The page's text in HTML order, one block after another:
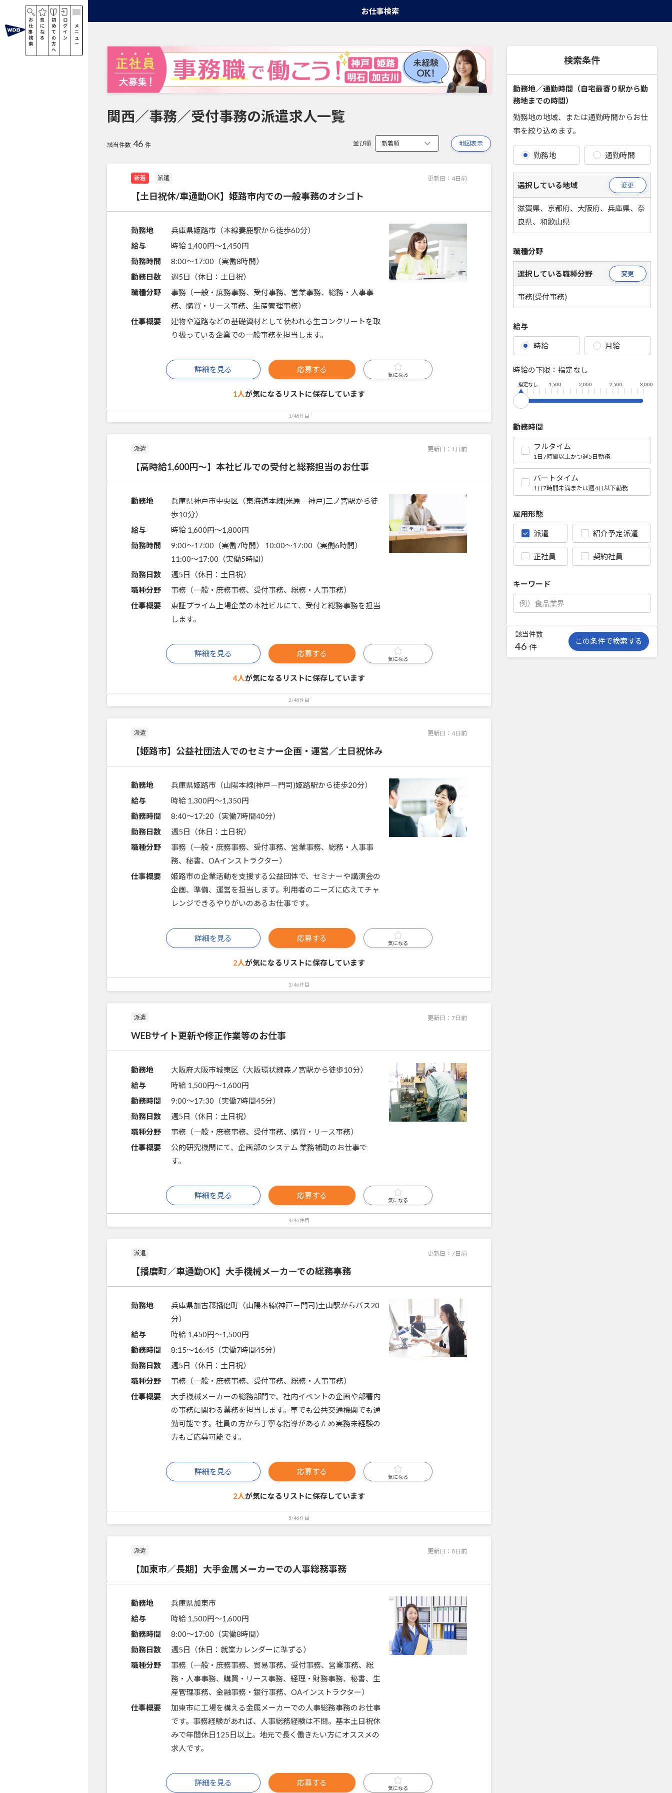
お
仕
事
検
索
気
に
な
る
初
め
て
の
方
へ
ロ
グ
イ
ン
メ
ニ
ュ
ー
お仕事検索
関西／事務／受付事務の派遣求人一覧
該当件数 46 件 並び順 地図表示
新着 派遣 更新日： 4日前
【土日祝休/車通勤OK】姫路市内での一般事務のオシゴト
勤務地
兵庫県姫路市（本線妻鹿駅から徒歩60分）
給与
時給 1,400円〜1,450円
勤務時間
8:00～17:00（実働8時間）
勤務日数
週5日（休日：土日祝）
職種分野
事務（一般・庶務事務、受付事務、営業事務、総務・人事事
務、購買・リース事務、生産管理事務）
仕事概要
建物や道路などの基礎資材として使われる生コンクリートを取
り扱っている企業での一般事務を担当します。
詳細を見る 応募する
気になる
1人が気になるリストに保存しています
1/46件目
派遣 更新日： 1日前
【高時給1,600円～】本社ビルでの受付と総務担当のお仕事
勤務地
兵庫県神戸市中央区（東海道本線(米原－神戸)三ノ宮駅から徒
歩10分）
給与
時給 1,600円〜1,800円
勤務時間
9:00～17:00（実働7時間） 10:00～17:00（実働6時間）
11:00～17:00（実働5時間）
勤務日数
週5日（休日：土日祝）
職種分野
事務（一般・庶務事務、受付事務、総務・人事事務）
仕事概要
東証プライム上場企業の本社ビルにて、受付と総務事務を担当
します。
詳細を見る 応募する
気になる
4人が気になるリストに保存しています
2/46件目
派遣 更新日： 4日前
【姫路市】公益社団法人でのセミナー企画・運営／土日祝休み
勤務地
兵庫県姫路市（山陽本線(神戸－門司)姫路駅から徒歩20分）
給与
時給 1,300円〜1,350円
勤務時間
8:40～17:20（実働7時間40分）
勤務日数
週5日（休日：土日祝）
職種分野
事務（一般・庶務事務、受付事務、営業事務、総務・人事事
務、秘書、OAインストラクター）
仕事概要
姫路市の企業活動を支援する公益団体で、セミナーや講演会の
企画、準備、運営を担当します。利用者のニーズに応えてチャ
レンジできるやりがいのあるお仕事です。
詳細を見る 応募する
気になる
2人が気になるリストに保存しています
3/46件目
派遣 更新日： 7日前
WEBサイト更新や修正作業等のお仕事
勤務地
大阪府大阪市城東区（大阪環状線森ノ宮駅から徒歩10分）
給与
時給 1,500円〜1,600円
勤務時間
9:00～17:30（実働7時間45分）
勤務日数
週5日（休日：土日祝）
職種分野
事務（一般・庶務事務、受付事務、購買・リース事務）
仕事概要
公的研究機関にて、企画部のシステム 業務補助のお仕事で
す。
詳細を見る 応募する
気になる
4/46件目
派遣 更新日： 7日前
【播磨町／車通勤OK】大手機械メーカーでの総務事務
勤務地
兵庫県加古郡播磨町（山陽本線(神戸－門司)土山駅からバス20
分）
給与
時給 1,450円〜1,500円
勤務時間
8:15～16:45（実働7時間45分）
勤務日数
週5日（休日：土日祝）
職種分野
事務（一般・庶務事務、受付事務、総務・人事事務）
仕事概要
大手機械メーカーの総務部門で、社内イベントの企画や部署内
の事務に関わる業務を担当します。車でも公共交通機関でも通
勤可能です。社員の方から丁寧な指導があるため実務未経験の
方もご応募可能です。
詳細を見る 応募する
気になる
2人が気になるリストに保存しています
5/46件目
派遣 更新日： 8日前
【加東市／長期】大手金属メーカーでの人事総務事務
勤務地
兵庫県加東市
給与
時給 1,500円〜1,600円
勤務時間
8:00～17:00（実働8時間）
勤務日数
週5日（休日：就業カレンダーに準ずる）
職種分野
事務（一般・庶務事務、貿易事務、受付事務、営業事務、総
務・人事事務、購買・リース事務、経理・財務事務、秘書、生
産管理事務、金融事務・銀行事務、OAインストラクター）
仕事概要
加東市に工場を構える金属メーカーでの人事総務事務のお仕事
です。事務経験があれば、人事総務経験は不問。基本土日祝休
みで年間休日125日以上。地元で長く働きたい方にオススメの
求人です。
詳細を見る 応募する
気になる
検索条件
勤務地／通勤時間（自宅最寄り駅から勤
務地までの時間）
勤務地の地域、または通勤時間からお仕
事を絞り込めます。
勤務地 通勤時間
選択している地域 変更
滋賀県、京都府、大阪府、兵庫県、奈
良県、和歌山県
職種分野
選択している職種分野 変更
事務(受付事務)
給与
時給 月給
時給の下限： 指定なし
指定なし 1,500 2,000 2,500 3,000
勤務時間
フルタイム
1日7時間以上かつ週5日勤務
パートタイム
1日7時間未満または週4日以下勤務
雇用形態
派遣 紹介予定派遣
正社員 契約社員
キーワード
該当件数
46 件
この条件で検索する